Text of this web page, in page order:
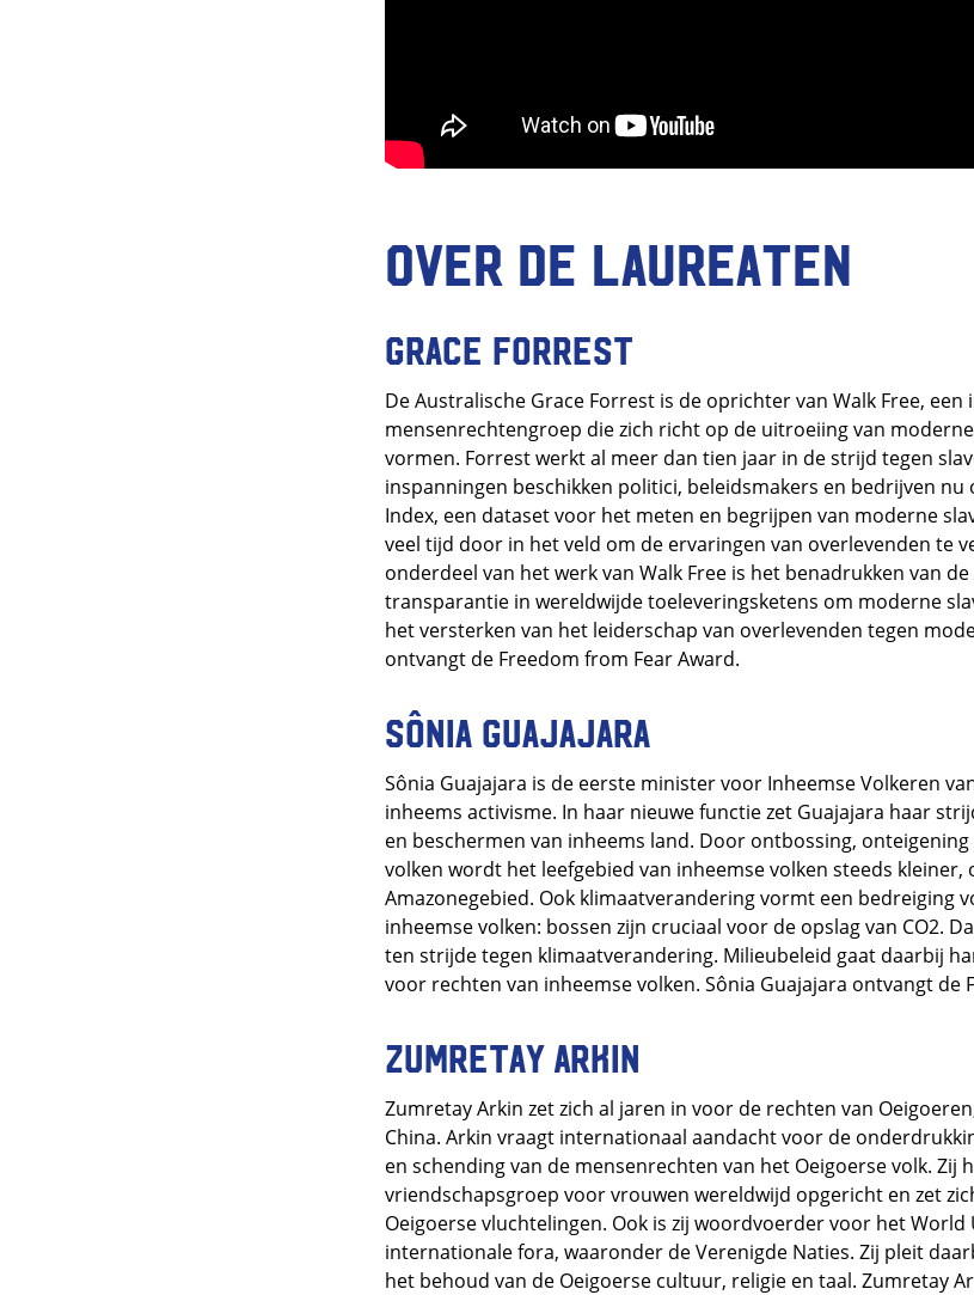
Over de laureaten
Grace Forrest
De Australische Grace Forrest is de oprichter van Walk Free,
mensenrechtengroep die zich richt op de uitroeiing van
vormen. Forrest werkt al meer dan tien jaar in de strijd tegen
inspanningen beschikken politici, beleidsmakers en bedrijven nu
Index, een dataset voor het meten en begrijpen van moderne
veel tijd door in het veld om de ervaringen van overlevenden te
onderdeel van het werk van Walk Free is het benadrukken van
transparantie in wereldwijde toeleveringsketens om moderne
het versterken van het leiderschap van overlevenden tegen
ontvangt de Freedom from Fear Award.
Sônia Guajajara
Sônia Guajajara is de eerste minister voor Inheemse Volkeren
inheems activisme. In haar nieuwe functie zet Guajajara haar
en beschermen van inheems land. Door ontbossing,
volken wordt het leefgebied van inheemse volken steeds
Amazonegebied. Ook klimaatverandering vormt een bedreiging
inheemse volken: bossen zijn cruciaal voor de opslag van CO2.
ten strijde tegen klimaatverandering. Milieubeleid gaat daarbij
voor rechten van inheemse volken. Sônia Guajajara ontvangt de
Zumretay Arkin
Zumretay Arkin zet zich al jaren in voor de rechten van
China. Arkin vraagt internationaal aandacht voor de
en schending van de mensenrechten van het Oeigoerse volk. Zij
vriendschapsgroep voor vrouwen wereldwijd opgericht en zet
Oeigoerse vluchtelingen. Ook is zij woordvoerder voor het World
internationale fora, waaronder de Verenigde Naties. Zij pleit
het behoud van de Oeigoerse cultuur, religie en taal. Zumretay